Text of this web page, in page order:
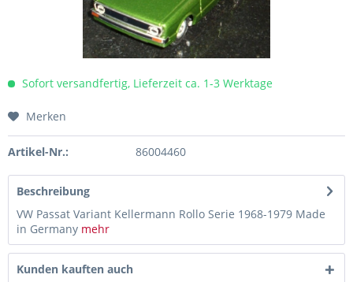
Sofort versandfertig, Lieferzeit ca. 1-3 Werktage
Merken
Artikel-Nr.: 86004460
Beschreibung
VW Passat Variant Kellermann Rollo Serie 1968-1979 Made
in Germany mehr
Kunden kauften auch